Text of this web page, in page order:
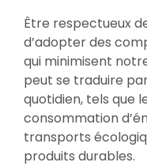
Être respectueux
d’adopter des
qui minimisent
peut se traduire
quotidien, tels que
consommation
transports
produits durables.